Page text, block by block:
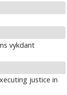
vykdant
justice in